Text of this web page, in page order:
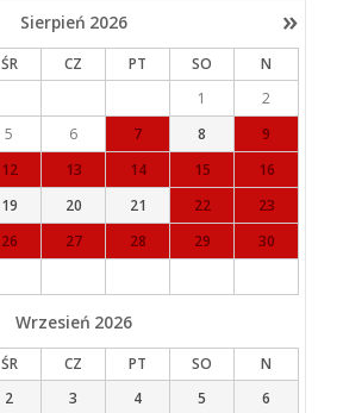
»
Sierpień 2026
ŚR CZ PT SO
N
1
2
5 6 7 8
9
12 13 14 15
16
19 20 21 22
23
26 27 28 29
30
Wrzesień 2026
ŚR CZ PT SO
N
2 3 4 5
6